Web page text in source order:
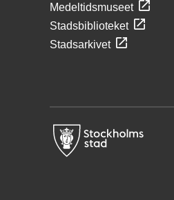
Medeltidsmuseet
Stadsbiblioteket
Stadsarkivet